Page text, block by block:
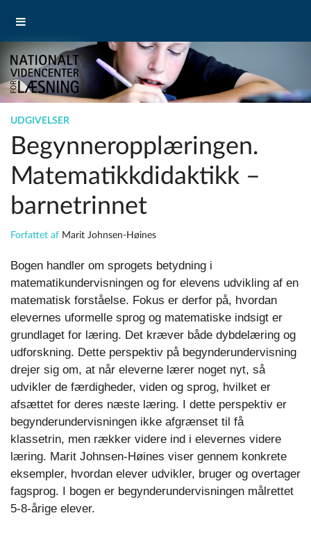
UDGIVELSER
Begynneropplæringen.
Matematikkdidaktikk –
barnetrinnet
Forfattet af Marit Johnsen-Høines
Bogen handler om sprogets betydning i
matematikundervisningen og for elevens udvikling af en
matematisk forståelse. Fokus er derfor på, hvordan
elevernes uformelle sprog og matematiske indsigt er
grundlaget for læring. Det kræver både dybdelæring og
udforskning. Dette perspektiv på begynderundervisning
drejer sig om, at når eleverne lærer noget nyt, så
udvikler de færdigheder, viden og sprog, hvilket er
afsættet for deres næste læring. I dette perspektiv er
begynderundervisningen ikke afgrænset til få
klassetrin, men rækker videre ind i elevernes videre
læring. Marit Johnsen-Høines viser gennem konkrete
eksempler, hvordan elever udvikler, bruger og overtager
fagsprog. I bogen er begynderundervisningen målrettet
5-8-årige elever.